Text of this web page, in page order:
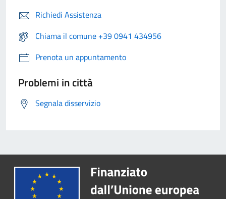
Richiedi Assistenza
Chiama il comune +39 0941 434956
Prenota un appuntamento
Problemi in città
Segnala disservizio